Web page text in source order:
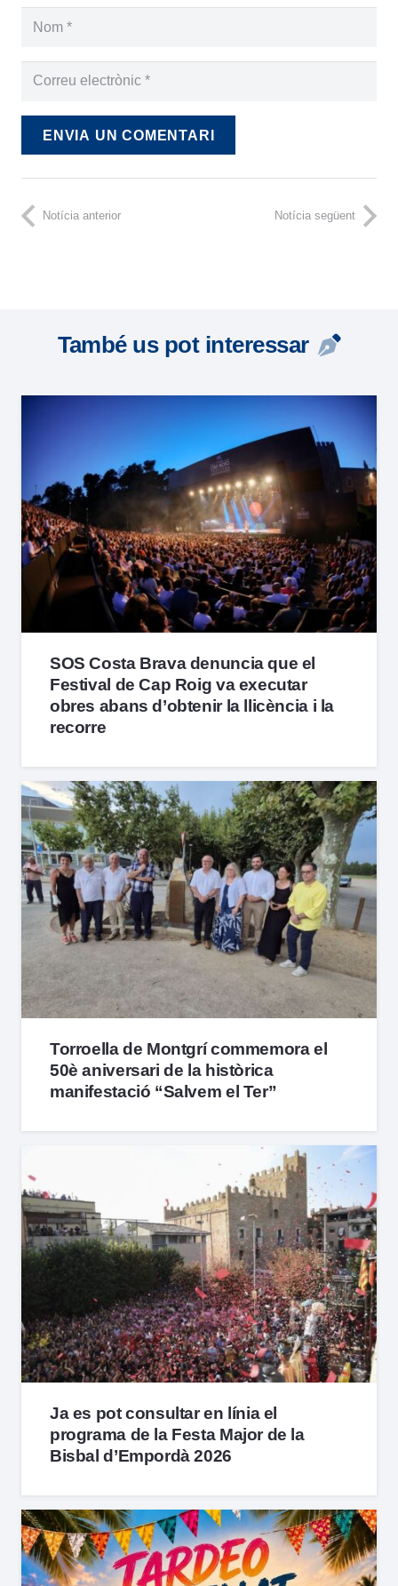
ENVIA UN COMENTARI
Notícia anterior Notícia següent
També us pot interessar
SOS Costa Brava denuncia que el
Festival de Cap Roig va executar
obres abans d’obtenir la llicència i la
recorre
Torroella de Montgrí commemora el
50è aniversari de la històrica
manifestació “Salvem el Ter”
Ja es pot consultar en línia el
programa de la Festa Major de la
Bisbal d’Empordà 2026